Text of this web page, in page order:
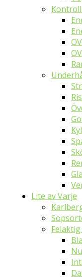
Lite av Varje